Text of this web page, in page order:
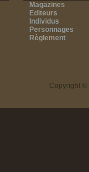
Magazines
Editeurs
Individus
Personnages
Règlement
Copyright ©